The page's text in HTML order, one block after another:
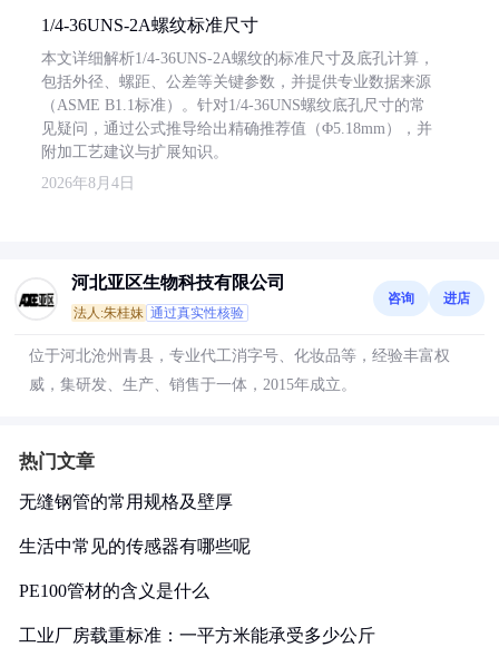
1/4-36UNS-2A螺纹标准尺寸
本文详细解析1/4-36UNS-2A螺纹的标准尺寸及底孔计算，
包括外径、螺距、公差等关键参数，并提供专业数据来源
（ASME B1.1标准）。针对1/4-36UNS螺纹底孔尺寸的常
见疑问，通过公式推导给出精确推荐值（Φ5.18mm），并
附加工艺建议与扩展知识。
2026年8月4日
河北亚区生物科技有限公司
法人:朱桂妹 通过真实性核验
咨询 进店
位于河北沧州青县，专业代工消字号、化妆品等，经验丰富权
威，集研发、生产、销售于一体，2015年成立。
热门文章
无缝钢管的常用规格及壁厚
生活中常见的传感器有哪些呢
PE100管材的含义是什么
工业厂房载重标准：一平方米能承受多少公斤